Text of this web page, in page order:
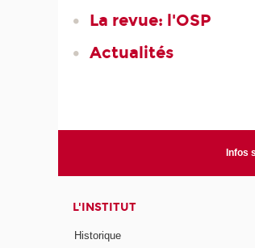
La revue: l'OSP
Actualités
Infos
L'INSTITUT
Historique